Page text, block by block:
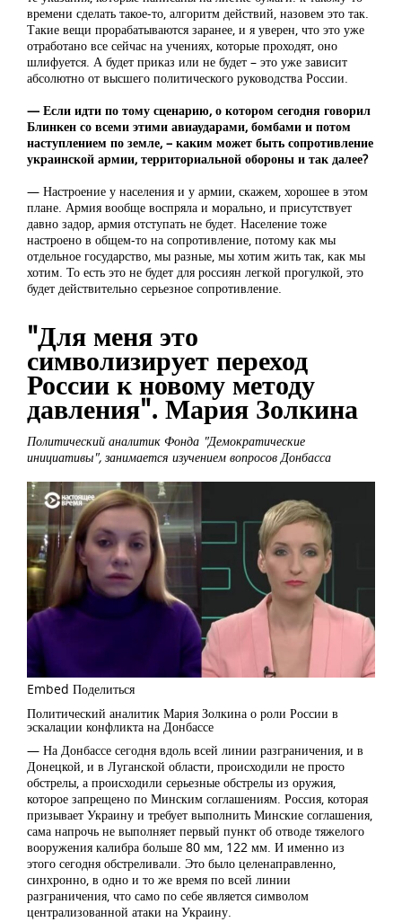
времени сделать такое-то, алгоритм действий, назовем это так.
Такие вещи прорабатываются заранее, и я уверен, что это уже
отработано все сейчас на учениях, которые проходят, оно
шлифуется. А будет приказ или не будет – это уже зависит
абсолютно от высшего политического руководства России.
— Если идти по тому сценарию, о котором сегодня говорил
Блинкен со всеми этими авиаударами, бомбами и потом
наступлением по земле, – каким может быть сопротивление
украинской армии, территориальной обороны и так далее?
— Настроение у населения и у армии, скажем, хорошее в этом
плане. Армия вообще воспряла и морально, и присутствует
давно задор, армия отступать не будет. Население тоже
настроено в общем-то на сопротивление, потому как мы
отдельное государство, мы разные, мы хотим жить так, как мы
хотим. То есть это не будет для россиян легкой прогулкой, это
будет действительно серьезное сопротивление.
"Для меня это
символизирует переход
России к новому методу
давления". Мария Золкина
Политический аналитик Фонда "Демократические
инициативы", занимается изучением вопросов Донбасса
Embed Поделиться
Политический аналитик Мария Золкина о роли России в
эскалации конфликта на Донбассе
— На Донбассе сегодня вдоль всей линии разграничения, и в
Донецкой, и в Луганской области, происходили не просто
обстрелы, а происходили серьезные обстрелы из оружия,
которое запрещено по Минским соглашениям. Россия, которая
призывает Украину и требует выполнить Минские соглашения,
сама напрочь не выполняет первый пункт об отводе тяжелого
вооружения калибра больше 80 мм, 122 мм. И именно из
этого сегодня обстреливали. Это было целенаправленно,
синхронно, в одно и то же время по всей линии
разграничения, что само по себе является символом
централизованной атаки на Украину.